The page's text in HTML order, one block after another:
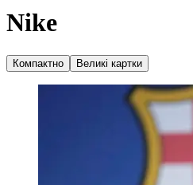
Nike
Компактно Великі картки